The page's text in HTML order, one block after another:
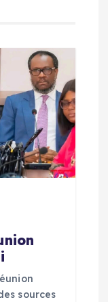
sources